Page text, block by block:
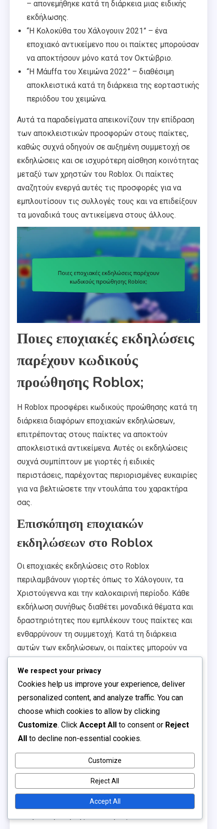
– απονεμήθηκε κατά τη διάρκεια μιας ειδικής
εκδήλωσης.
“Η Κολοκύθα του Χάλογουιν 2021” – ένα
εποχιακό αντικείμενο που οι παίκτες μπορούσαν
να αποκτήσουν μόνο κατά τον Οκτώβριο.
“Η Μάuffα του Χειμώνα 2022” – διαθέσιμη
αποκλειστικά κατά τη διάρκεια της εορταστικής
περιόδου του χειμώνα.
Αυτά τα παραδείγματα απεικονίζουν την επίδραση
των αποκλειστικών προσφορών στους παίκτες,
καθώς συχνά οδηγούν σε αυξημένη συμμετοχή σε
εκδηλώσεις και σε ισχυρότερη αίσθηση κοινότητας
μεταξύ των χρηστών του Roblox. Οι παίκτες
αναζητούν ενεργά αυτές τις προσφορές για να
εμπλουτίσουν τις συλλογές τους και να επιδείξουν
τα μοναδικά τους αντικείμενα στους άλλους.
Ποιες εποχιακές εκδηλώσεις
παρέχουν κωδικούς
προώθησης Roblox;
Η Roblox προσφέρει κωδικούς προώθησης κατά τη
διάρκεια διαφόρων εποχιακών εκδηλώσεων,
επιτρέποντας στους παίκτες να αποκτούν
αποκλειστικά αντικείμενα. Αυτές οι εκδηλώσεις
συχνά συμπίπτουν με γιορτές ή ειδικές
περιστάσεις, παρέχοντας περιορισμένες ευκαιρίες
για να βελτιώσετε την ντουλάπα του χαρακτήρα
σας.
Επισκόπηση εποχιακών
εκδηλώσεων στο Roblox
Οι εποχιακές εκδηλώσεις στο Roblox
περιλαμβάνουν γιορτές όπως το Χάλογουιν, τα
Χριστούγεννα και την καλοκαιρινή περίοδο. Κάθε
εκδήλωση συνήθως διαθέτει μοναδικά θέματα και
δραστηριότητες που εμπλέκουν τους παίκτες και
ενθαρρύνουν τη συμμετοχή. Κατά τη διάρκεια
αυτών των εκδηλώσεων, οι παίκτες μπορούν να
προώθησης για αποκλειστικά αντικείμενα.
Οι εκδηλώσεις συχνά περιλαμβάνουν προκλήσεις ή
αποστολές εντός του παιχνιδιού που οι παίκτες
πρέπει να ολοκληρώσουν για να ξεκλειδώσουν
ανταμοιβές. Για παράδειγμα, κατά τη διάρκεια του
συλλέξουν καραμέλες ή να ολοκληρώσουν
τρομακτικές εργασίες για να κερδίσουν ειδικά
αντικείμενα. Αυτές οι δραστηριότητες όχι μόνο
παρέχουν διασκέδαση αλλά και ενισχύουν την
We respect your privacy
Cookies help us improve your experience, deliver
personalized content, and analyze traffic. You can
choose which cookies to allow by clicking
Customize. Click Accept All to consent or Reject
All to decline non-essential cookies.
Customize
Reject All
Accept All